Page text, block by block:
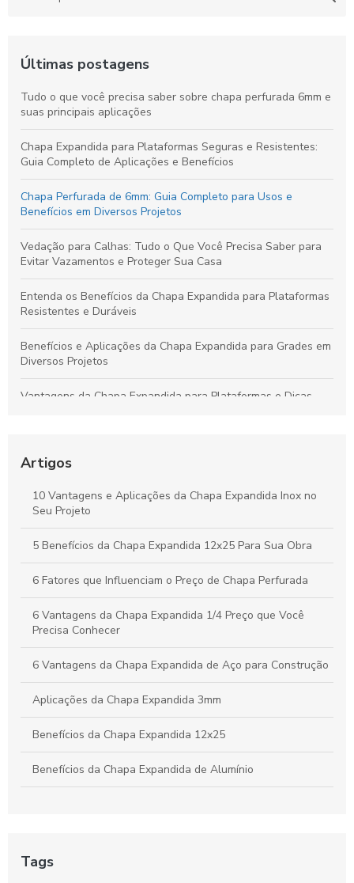
Últimas postagens
Tudo o que você precisa saber sobre chapa perfurada 6mm e
suas principais aplicações
Chapa Expandida para Plataformas Seguras e Resistentes:
Guia Completo de Aplicações e Benefícios
Chapa Perfurada de 6mm: Guia Completo para Usos e
Benefícios em Diversos Projetos
Vedação para Calhas: Tudo o Que Você Precisa Saber para
Evitar Vazamentos e Proteger Sua Casa
Entenda os Benefícios da Chapa Expandida para Plataformas
Resistentes e Duráveis
Benefícios e Aplicações da Chapa Expandida para Grades em
Diversos Projetos
Vantagens da Chapa Expandida para Plataformas e Dicas
Benefícios e Usos Fundamentais
Chapa Expandida: Ideias Criativas e Soluções Eficientes para
Seus Projetos
Vantagens da Chapa Perfurada de 6mm para Aplicações
Industriais e Criativas
Artigos
10 Vantagens e Aplicações da Chapa Expandida Inox no
Seu Projeto
5 Benefícios da Chapa Expandida 12x25 Para Sua Obra
6 Fatores que Influenciam o Preço de Chapa Perfurada
6 Vantagens da Chapa Expandida 1/4 Preço que Você
Precisa Conhecer
6 Vantagens da Chapa Expandida de Aço para Construção
Aplicações da Chapa Expandida 3mm
Benefícios da Chapa Expandida 12x25
Benefícios da Chapa Expandida de Alumínio
Tags